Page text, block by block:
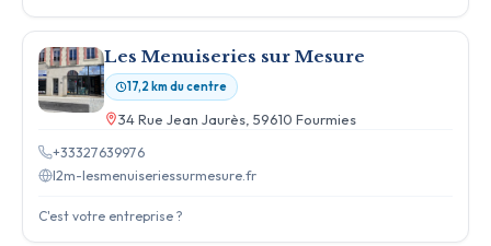
Les Menuiseries sur Mesure
17,2 km du centre
34 Rue Jean Jaurès, 59610 Fourmies
+33327639976
l2m-lesmenuiseriessurmesure.fr
C'est votre entreprise ?